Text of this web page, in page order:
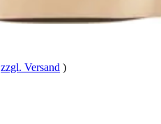
zzgl. Versand )